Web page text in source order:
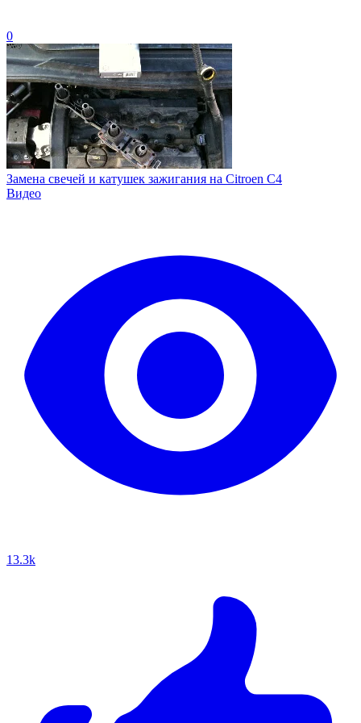
0
Замена свечей и катушек зажигания на Citroen C4
Видео
13.3k